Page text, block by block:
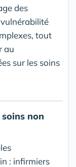
des
tout
au
sur les soins
non
: infirmiers